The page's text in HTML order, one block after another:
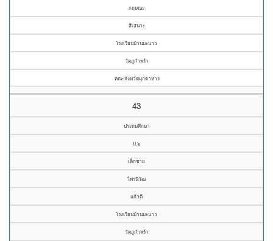
กฤษณะ
สีเสนาะ
โรงเรียนบ้านมะนาว
วัดภูกำพร้า
คณะจังหวัดมุกดาหาร
43
ประถมศึกษา
ป.๖
เด็กชาย
ไพรนิวัฒ
แก้วดี
โรงเรียนบ้านมะนาว
วัดภูกำพร้า